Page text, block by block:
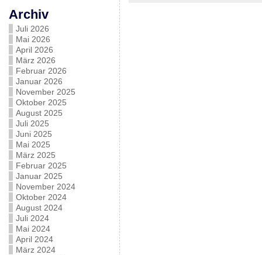
Archiv
Juli 2026
Mai 2026
April 2026
März 2026
Februar 2026
Januar 2026
November 2025
Oktober 2025
August 2025
Juli 2025
Juni 2025
Mai 2025
März 2025
Februar 2025
Januar 2025
November 2024
Oktober 2024
August 2024
Juli 2024
Mai 2024
April 2024
März 2024